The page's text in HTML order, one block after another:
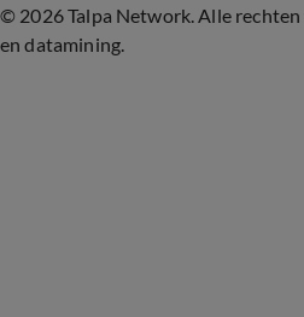
© 2026 Talpa Network. Alle
en datamining.